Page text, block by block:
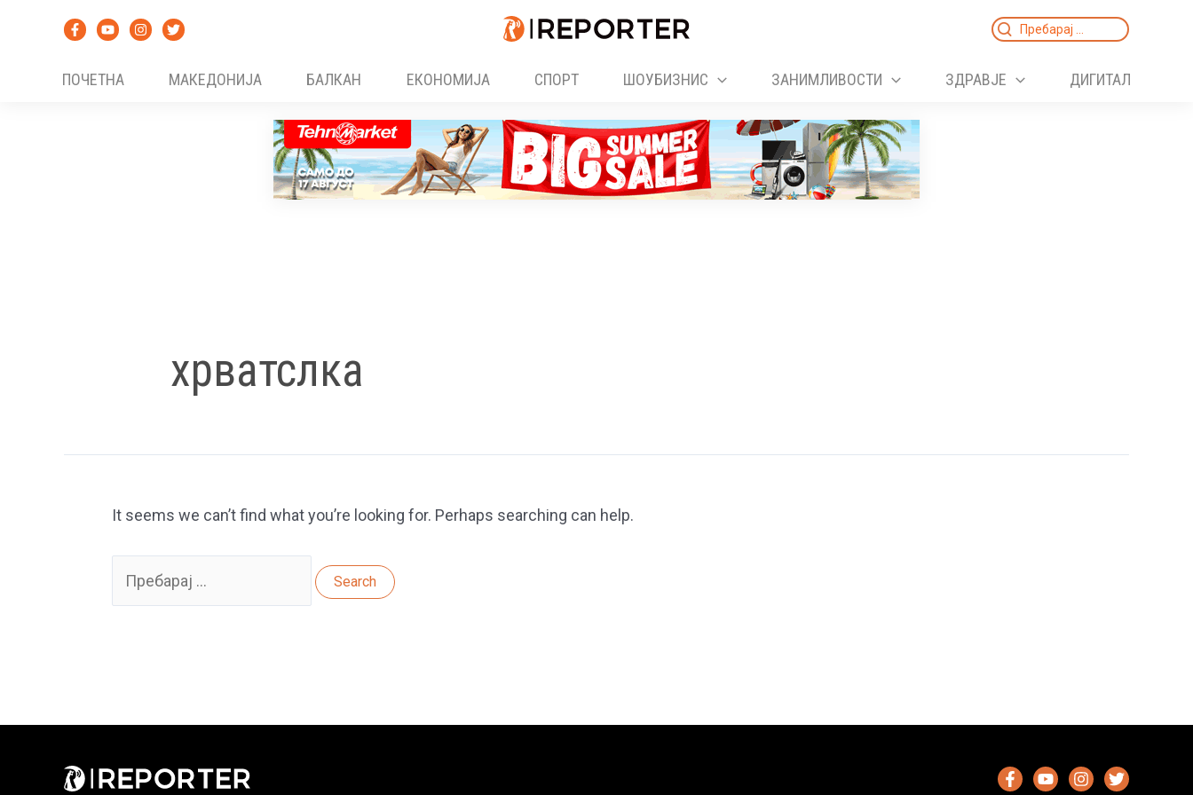
Search
ПОЧЕТНА
МАКЕДОНИЈА БАЛКАН ЕКОНОМИЈА СПОРТ ШОУБИЗНИС ЗАНИМЛИВОСТИ ЗДРАВЈЕ ДИГИТАЛ
хрватслка
It seems we can’t find what you’re looking for. Perhaps searching can help.
for: